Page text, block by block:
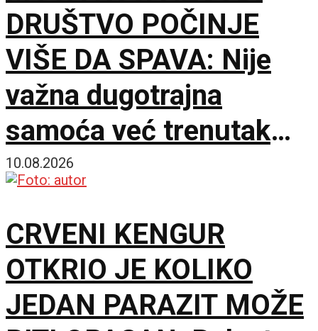
DRUŠTVO POČINJE
VIŠE DA SPAVA: Nije
važna dugotrajna
samoća već trenutak
promene
10.08.2026
CRVENI KENGUR
OTKRIO JE KOLIKO
JEDAN PARAZIT MOŽE